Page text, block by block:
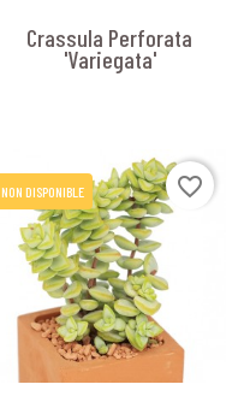
Crassula Perforata
'Variegata'
NON DISPONIBLE favorite_border